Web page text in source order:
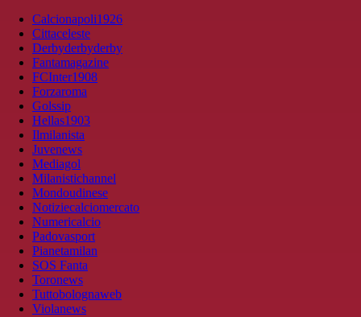
Calcionapoli1926
Cittaceleste
Derbyderbyderby
Fantamagazine
FCInter1908
Forzaroma
Golssip
Hellas1903
Ilmilanista
Juvenews
Mediagol
Milanistichannel
Mondoudinese
Notiziecalciomercato
Numericalcio
Padovasport
Pianetamilan
SOS Fanta
Toronews
Tuttobolognaweb
Violanews